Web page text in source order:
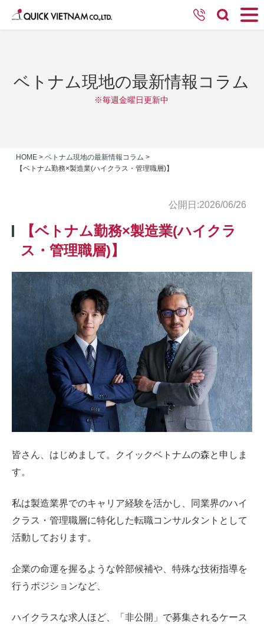
ベトナム現地の最新情報コラム
※毎週金曜日更新中
HOME > ベトナム現地の最新情報コラム >
【ベトナム勤務×製造業(ハイクラス・管理職層)】
公開日:2026/06/26
【ベトナム勤務×製造業(ハイクラ
ス・管理職層)】
皆さん、はじめまして。クイックベトナムの森と申しま
す。
私は製造業界でのキャリア経験を活かし、同業界のハイ
クラス・管理職層に特化した転職コンサルタントとして
活動しております。
企業の命運を握るような幹部候補や、特殊な技術指導を
行うポジションなど、
ハイクラスな求人ほど、「非公開」で募集されるケース